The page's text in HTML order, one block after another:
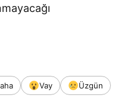
Vay
Üzgün